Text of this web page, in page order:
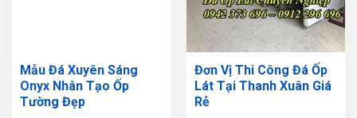
Mẫu Đá Xuyên Sáng
Onyx Nhân Tạo Ốp
Tường Đẹp
Đơn Vị Thi Công Đá Ốp
Lát Tại Thanh Xuân Giá
Rẻ